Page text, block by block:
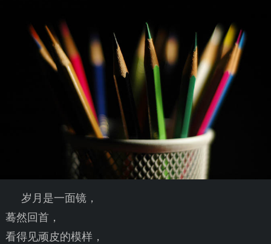
岁月是一面镜，
蓦然回首，
看得见顽皮的模样，